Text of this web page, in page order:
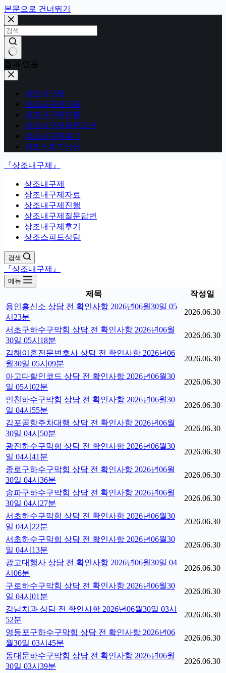
본문으로 건너뛰기
결과 없음
상조내구제
상조내구제자료
상조내구제진행
상조내구제질문답변
상조내구제후기
상조스피드상담
『상조내구제』
상조내구제
상조내구제자료
상조내구제진행
상조내구제질문답변
상조내구제후기
상조스피드상담
검색
『상조내구제』
메뉴
제목
작성일
용인흥신소 상담 전 확인사항 2026년06월30일 05
시23분
2026.06.30
서초구하수구막힘 상담 전 확인사항 2026년06월
30일 05시18분
2026.06.30
김해이혼전문변호사 상담 전 확인사항 2026년06
월30일 05시09분
2026.06.30
아고다할인코드 상담 전 확인사항 2026년06월30
일 05시02분
2026.06.30
인천하수구막힘 상담 전 확인사항 2026년06월30
일 04시55분
2026.06.30
김포공항주차대행 상담 전 확인사항 2026년06월
30일 04시50분
2026.06.30
광진하수구막힘 상담 전 확인사항 2026년06월30
일 04시41분
2026.06.30
종로구하수구막힘 상담 전 확인사항 2026년06월
30일 04시36분
2026.06.30
송파구하수구막힘 상담 전 확인사항 2026년06월
30일 04시27분
2026.06.30
서초하수구막힘 상담 전 확인사항 2026년06월30
일 04시22분
2026.06.30
서초하수구막힘 상담 전 확인사항 2026년06월30
일 04시13분
2026.06.30
광고대행사 상담 전 확인사항 2026년06월30일 04
시06분
2026.06.30
구로하수구막힘 상담 전 확인사항 2026년06월30
일 04시01분
2026.06.30
강남치과 상담 전 확인사항 2026년06월30일 03시
52분
2026.06.30
영등포구하수구막힘 상담 전 확인사항 2026년06
월30일 03시45분
2026.06.30
동대문하수구막힘 상담 전 확인사항 2026년06월
30일 03시39분
2026.06.30